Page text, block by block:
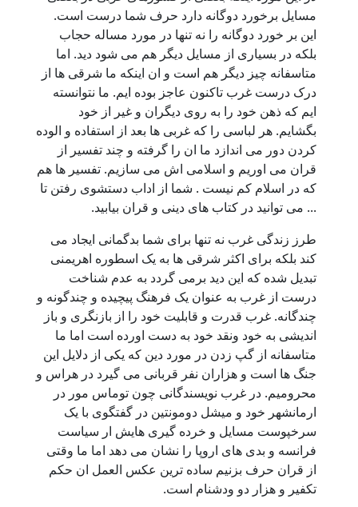
مسایل برخورد دوگانه دارد حرف شما درست است.
این بر خورد دوگانه را نه تنها در مورد مساله حجاب
بلکه در بسیاری از مسایل دیگر هم می شود دید. اما
متاسفانه چیز دیگر هم است و ان اینکه ما شرقی ها از
درک درست غرب تاکنون عاجز بوده ایم. ما نتوانسته
ایم که ذهن خود را به روی دیگران و غیر از خود
بگشایم. هر لباسی را که غربی ها بعد از استفاده و الوده
کردن دور می اندازد ما ان را گرفته و چند تفسیر از
قران می اوریم و اسلامی اش می سازیم. تفسیر ها هم
که در اسلام کم نیست . شما از اداب دستشوی رفتن تا
... می توانید در کتاب های دینی و قران بیابید.
طرز زندگی غرب نه تنها برای شما بدگمانی ایجاد می
کند بلکه برای اکثر شرقی ها به یک اسطوره اهریمنی
تبدیل شده که این دید برمی گردد به عدم شناخت
درست از غرب به عنوان یک فرهنگ پیچیده و چندگونه و
چندگانه. غرب قدرت و قابلیت خود را از بازنگری و باز
اندیشی به خود ونقد خود به دست اورده است اما ما
متاسفانه از گپ زدن در مورد دین که یکی از دلایل این
جنگ ها است و هزاران نفر قربانی می گیرد در هراس و
محرومیم. در غرب نویسندگانی چون توماس مور در
ارمانشهر خود و میشل دومونتین در گفتگوی با یک
سرخپوست مسایل و خرده گیری هایش ار سیاست
فرانسه و بدی های اروپا را نشان می دهد اما ما وقتی
از قران حرف بزنیم ساده ترین عکس العمل ان حکم
تکفیر و هزار دو ودشنام است.